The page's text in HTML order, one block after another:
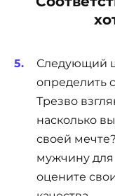
Следующий
определить
Трезво
насколько
своей
мужчину
оцените